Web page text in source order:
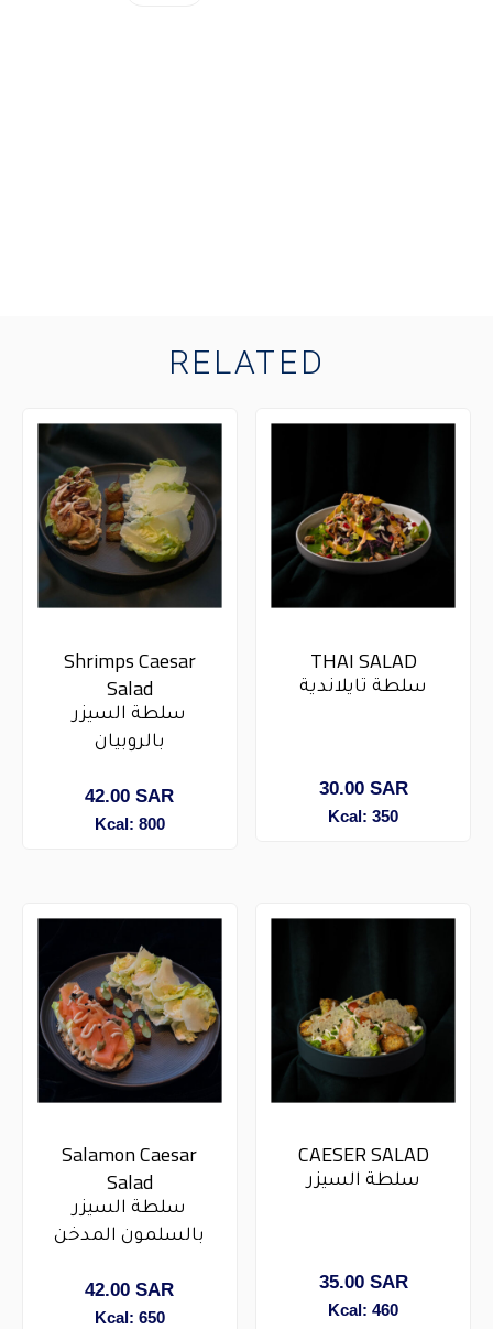
RELATED
Shrimps Caesar
Salad
سلطة السيزر
بالروبيان
42.00 SAR
Kcal: 800
THAI SALAD​
سلطة تايلاندية
30.00SAR
Kcal: 350
Salamon Caesar
Salad
سلطة السيزر
بالسلمون المدخن
42.00 SAR
Kcal: 650
CAESER SALAD​
سلطة السيزر
35.00SAR
Kcal: 460